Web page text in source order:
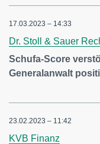
17.03.2023 – 14:33
Dr. Stoll & Sauer
Schufa-Score
Generalanwalt
23.02.2023 – 11:42
KVB Finanz